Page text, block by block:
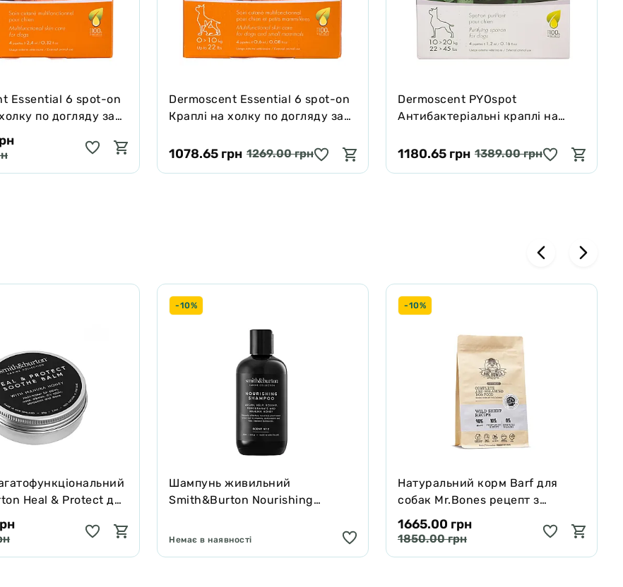
Essential 6 spot-on
по догляду за
собак (20-40
Dermoscent Essential 6 spot-on
Краплі на холку по догляду за
кг)
1078.65 грн 1269.00 грн
Dermoscent PYOspot
Антибактеріальні краплі на
1180.65 грн 1389.00 грн
Heal & Protect для
зцілює та захищає
-10%
Шампунь живильний
Smith&Burton Nourishing
подвійної шерсті собак 250 мл
Немає в наявності
-10%
Натуральний корм Barf для
собак Mr.Bones рецепт з
Муфлона 1 кг
1665.00 грн
1850.00 грн